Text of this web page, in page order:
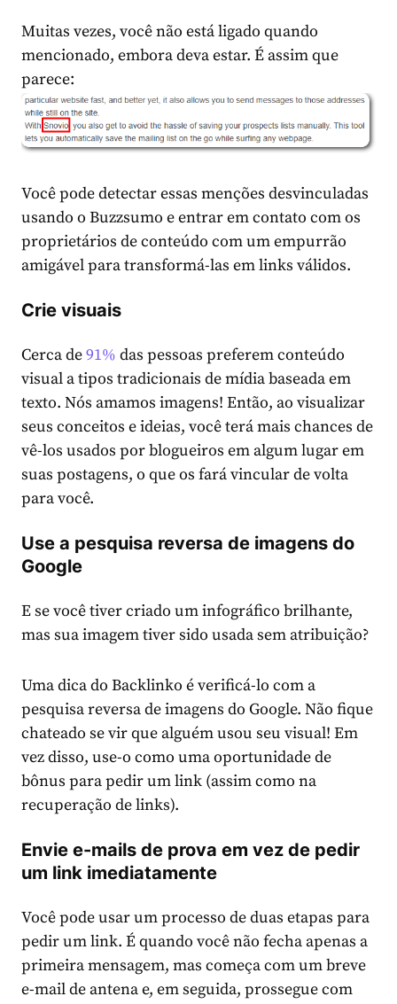
Muitas vezes, você não está ligado quando
mencionado, embora deva estar. É assim que
parece:
Você pode detectar essas menções desvinculadas
usando o Buzzsumo e entrar em contato com os
proprietários de conteúdo com um empurrão
amigável para transformá-las em links válidos.
Crie visuais
Cerca de91% das pessoas preferem conteúdo
visual a tipos tradicionais de mídia baseada em
texto. Nós amamos imagens! Então, ao visualizar
seus conceitos e ideias, você terá mais chances de
vê-los usados por blogueiros em algum lugar em
suas postagens, o que os fará vincular de volta
para você.
Use a pesquisa reversa de imagens do
Google
E se você tiver criado um infográfico brilhante,
mas sua imagem tiver sido usada sem atribuição?
Uma dica do Backlinko é verificá-lo com a
pesquisa reversa de imagens do Google. Não fique
chateado se vir que alguém usou seu visual! Em
vez disso, use-o como uma oportunidade de
bônus para pedir um link (assim como na
recuperação de links).
Envie e-mails de prova em vez de pedir
um link imediatamente
Você pode usar um processo de duas etapas para
pedir um link. É quando você não fecha apenas a
primeira mensagem, mas começa com um breve
e-mail de antena e, em seguida, prossegue com